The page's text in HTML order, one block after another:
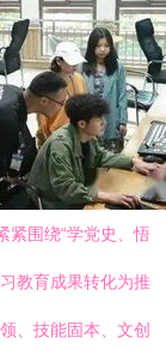
紧围绕“学党史、悟
教育成果转化为推
、技能固本、文创